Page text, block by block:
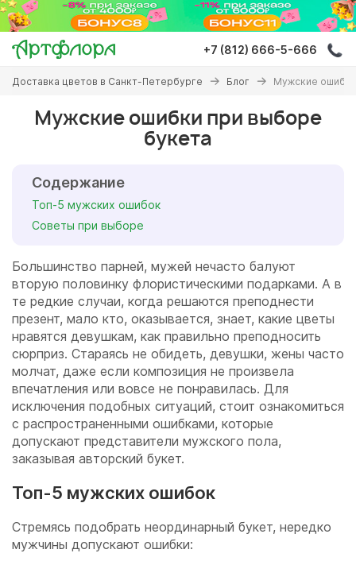
Перейти
основному
содержанию
+7 (812) 666-5-666
Вы
здесь
Доставка цветов в Санкт-Петербурге Блог Мужские
Мужские ошибки при выборе
букета
Содержание
Топ-5 мужских ошибок
Советы при выборе
Большинство парней, мужей нечасто балуют
вторую половинку флористическими подарками. А в
те редкие случаи, когда решаются преподнести
презент, мало кто, оказывается, знает, какие цветы
нравятся девушкам, как правильно преподносить
сюрприз. Стараясь не обидеть, девушки, жены часто
молчат, даже если композиция не произвела
впечатления или вовсе не понравилась. Для
исключения подобных ситуаций, стоит ознакомиться
с распространенными ошибками, которые
допускают представители мужского пола,
заказывая авторский букет.
Топ-5 мужских ошибок
Стремясь подобрать неординарный букет, нередко
мужчины допускают ошибки: